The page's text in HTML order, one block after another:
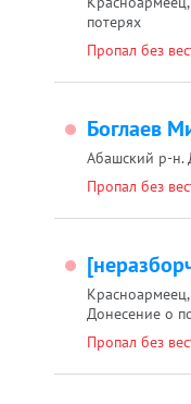
потерях
Пропал без
Боглаев
Абашский р-н.
Пропал без
Донесение о
Пропал без